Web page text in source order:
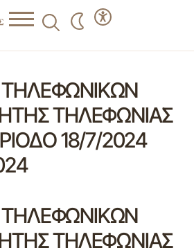
ΤΗΛΕΦΩΝΙΑΣ
18/7/2024
ΤΗΛΕΦΩΝΙΑΣ